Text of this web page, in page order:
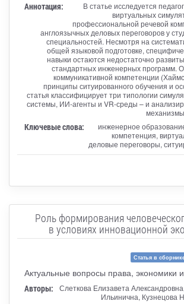
Аннотация:
В статье исследуется
виртуальных
профессиональной речевой
англоязычных деловых переговоров у
специальностей. Несмотря на
общей языковой подготовке,
навыки остаются недостаточно
стандартных инженерных программ.
коммуникативной компетенции
принципы ситуированного обучения и
статья классифицирует три типологии
системы, ИИ-агенты и VR-среды – и
Ключевые слова:
инженерное
компетенция,
деловые переговоры,
Роль формирования
в условиях инновационной
Статья в
Актуальные вопросы права, экономики
Авторы:
Слеткова Елизавета
Ильинична, Кузнецова